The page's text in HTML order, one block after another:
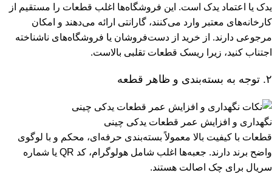
یدک یا اعتماد یدک است. این فروشگاه‌ها اغلب قطعات را مستقیم از
کارخانه‌های معتبر وارد می‌کنند، گارانتی ارائه می‌دهند و امکان
مرجوعی دارند. از خرید از دست‌فروشان یا فروشگاه‌های ناشناخته
اجتناب کنید، زیرا ریسک قطعات تقلبی بالاست.
۲. توجه به بسته‌بندی و ظاهر قطعه
نگهداری و افزایش عمر قطعات یدکی چینی
قطعات با کیفیت بالا معمولاً بسته‌بندی حرفه‌ای، محکم و با لوگوی
واضح برند دارند. جعبه‌ها اغلب شامل هولوگرام، کد QR یا شماره
سریال برای چک اصالت هستند.